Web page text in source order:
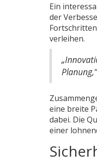
Ein
der
verleihen.
eine breite
dabei. Die
einer